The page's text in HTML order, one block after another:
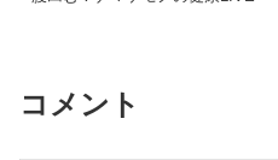
コメント